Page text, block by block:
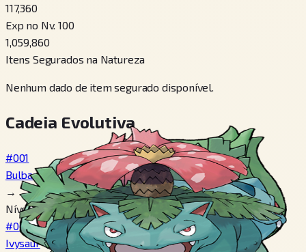
117,360
Exp no Nv. 100
1,059,860
Itens Segurados na Natureza
Nenhum dado de item segurado disponível.
Cadeia Evolutiva
#001
Bulbasaur
→
Nível 16
#002
Ivysaur